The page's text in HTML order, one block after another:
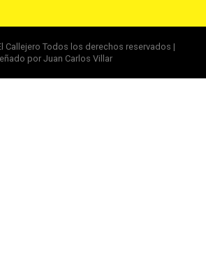
Callejero Todos los derechos reservados |
por Juan Carlos Villar